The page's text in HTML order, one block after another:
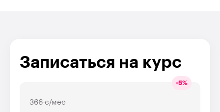
Записаться на курс
-5%
366 с/мес